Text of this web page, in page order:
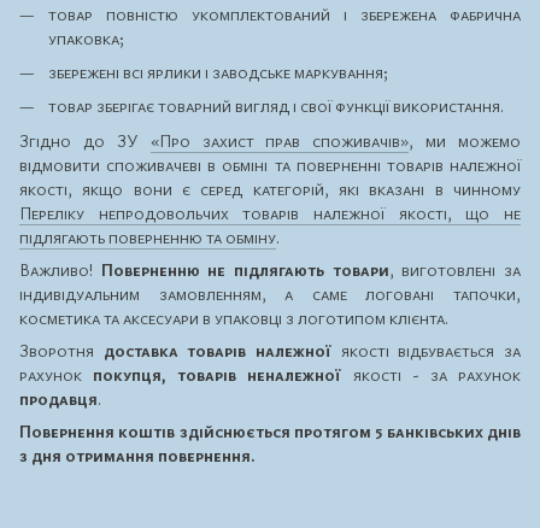
товар повністю укомплектований і збережена фабрична
упаковка;
збережені всі ярлики і заводське маркування;
товар зберігає товарний вигляд і свої функції використання.
Згідно до ЗУ «Про захист прав споживачів», ми можемо
відмовити споживачеві в обміні та поверненні товарів належної
якості, якщо вони є серед категорій, які вказані в чинному
Переліку непродовольчих товарів належної якості, що не
підлягають поверненню та обміну.
Важливо! Поверненню не підлягають товари, виготовлені за
індивідуальним замовленням, а саме логовані тапочки,
косметика та аксесуари в упаковці з логотипом клієнта.
Зворотня доставка товарів належної якості відбувається за
рахунок покупця, товарів неналежної якості - за рахунок
продавця.
Повернення коштів здійснюється протягом 5 банківських днів
з дня отримання повернення.